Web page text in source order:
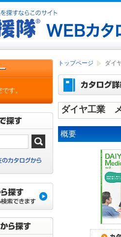
トップページ ダイ
ダイヤ工業
概要
す。